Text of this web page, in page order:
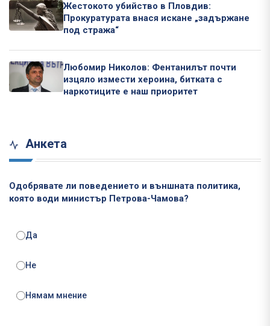
Жестокото убийство в Пловдив:
Прокуратурата внася искане „задържане
под стража“
Любомир Николов: Фентанилът почти
изцяло измести хероина, битката с
наркотиците е наш приоритет
Анкета
Одобрявате ли поведението и външната политика,
която води министър Петрова-Чамова?
Да
Не
Нямам мнение